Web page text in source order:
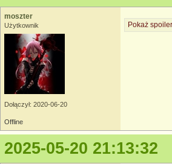
moszter
Użytkownik
Dołączył: 2020-06-20
Pokaż spoiler
Offline
2025-05-20 21:13:32